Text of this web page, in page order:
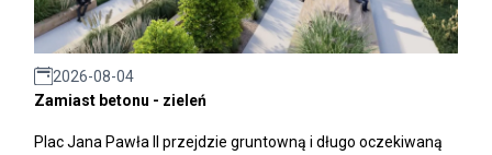
2026-08-04
Zamiast betonu - zieleń
Plac Jana Pawła II przejdzie gruntowną i długo oczekiwaną